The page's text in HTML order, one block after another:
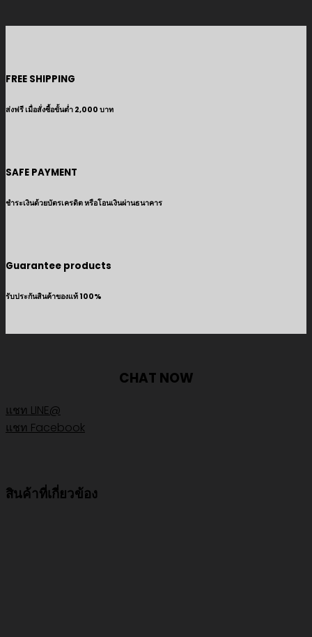
FREE SHIPPING
ส่งฟรี เมื่อสั่งซื้อขั้นต่ำ 2,000 บาท
SAFE PAYMENT
ชำระเงินด้วยบัตรเครดิต หรือโอนเงินผ่านธนาคาร
Guarantee products
รับประกันสินค้าของแท้ 100%
CHAT NOW
แชท LINE@
แชท Facebook
สินค้าที่เกี่ยวข้อง